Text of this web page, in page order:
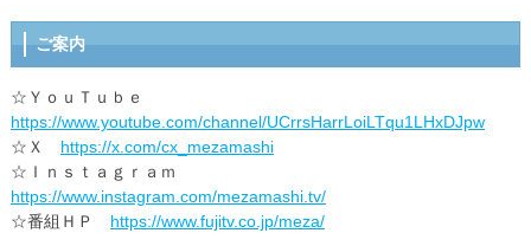
ご案内
☆ＹｏｕＴｕｂｅ
https://www.youtube.com/channel/UCrrsHarrLoiLTqu1LHxDJpw
☆Ｘ https://x.com/cx_mezamashi
☆Ｉｎｓｔａｇｒａｍ
https://www.instagram.com/mezamashi.tv/
☆番組ＨＰ https://www.fujitv.co.jp/meza/